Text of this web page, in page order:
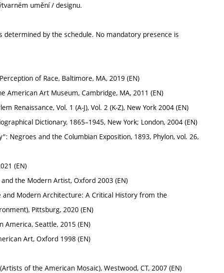
umění / designu.
determined by the schedule. No mandatory presence is
of Race, Baltimore, MA, 2019 (EN)
American Art Museum, Cambridge, MA, 2011 (EN)
Renaissance, Vol. 1 (A-J), Vol. 2 (K-Z), New York 2004 (EN)
Dictionary, 1865–1945, New York; London, 2004 (EN)
Negroes and the Columbian Exposition, 1893, Phylon, vol. 26,
(EN)
the Modern Artist, Oxford 2003 (EN)
and Modern Architecture: A Critical History from the
Pittsburg, 2020 (EN)
America, Seattle, 2015 (EN)
Art, Oxford 1998 (EN)
of the American Mosaic), Westwood, CT, 2007 (EN)